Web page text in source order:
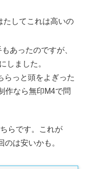
たしてこれは高いの
あったのですが、
しました。
らっと頭をよぎった
作なら無印M4で問
らです。これが
は安いかも。